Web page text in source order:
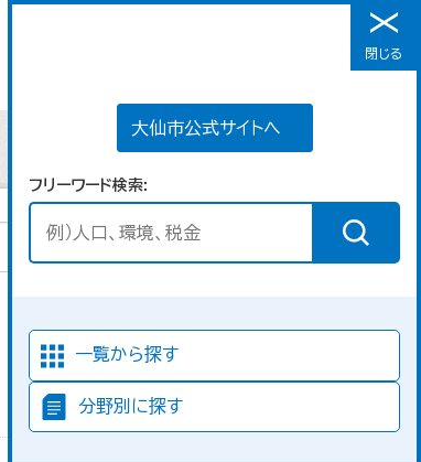
メニュー
大仙市公式サイトへ
フリーワード検索
一覧から探す
分野別に探す
閉じる